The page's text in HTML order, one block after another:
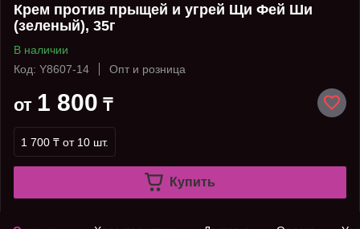
Крем против прыщей и угрей Щи Фей Ши
(зеленый), 35г
В наличии
Код: Y8607-14
Опт и розница
от 1 800 ₸
1 700 ₸ от 10 шт.
Купить